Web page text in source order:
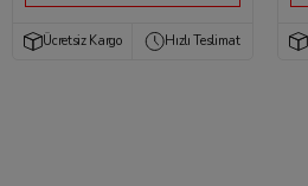
Ücretsiz Kargo Hızlı Teslimat